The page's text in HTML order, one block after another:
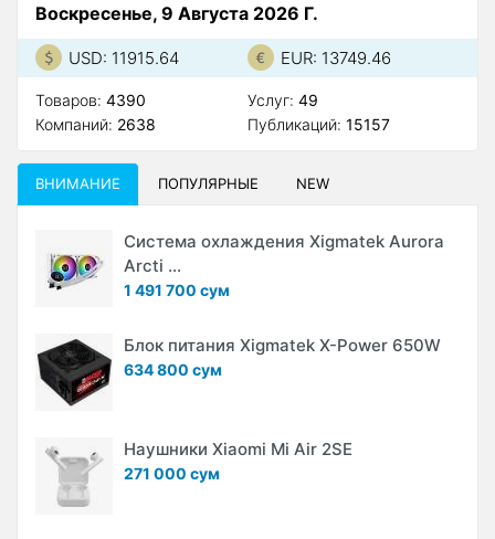
Воскресенье, 9 Августа 2026 Г.
USD: 11915.64 EUR: 13749.46
Товаров: 4390
Компаний: 2638
Услуг: 49
Публикаций: 15157
ВНИМАНИЕ ПОПУЛЯРНЫЕ NEW
Система охлаждения Xigmatek Aurora
Arcti ...
1 491 700 сум
Блок питания Xigmatek X-Power 650W
634 800 сум
Наушники Xiaomi Mi Air 2SE
271 000 сум